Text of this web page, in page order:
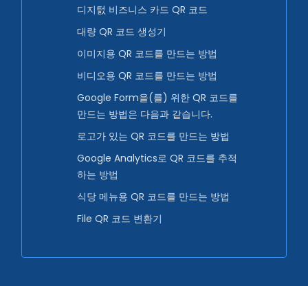
디지턼 비즈니스 카드 QR 코드
대량 QR 코드 생성기
이미지용 QR 코드를 만드는 방법
비디오용 QR 코드를 만드는 방법
Google Form을(를) 위한 QR 코드를
만드는 방법은 다음과 같습니다.
로고가 있는 QR 코드를 만드는 방법
Google Analytics로 QR 코드를 추적
하는 방법
식당 메뉴용 QR 코드를 만드는 방법
File QR 코드 변환기